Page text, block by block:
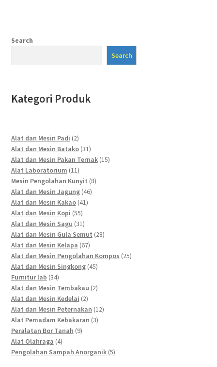
Search
Search
Kategori Produk
Alat dan Mesin Padi 22
products
Alat dan Mesin Batako 3131
products
Alat dan Mesin Pakan Ternak 1515
Alat Laboratorium 1111
products
Mesin Pengolahan Kunyit 88
Alat dan Mesin Jagung 4646
Alat dan Mesin Kakao 4141
Alat dan Mesin Kopi 5555
products
Alat dan Mesin Sagu 3131
products
Alat dan Mesin Gula Semut 2828
Alat dan Mesin Kelapa 6767
products
Alat dan Mesin Pengolahan Kompos 2525
Alat dan Mesin Singkong 4545
Furnitur lab 3434
products
Alat dan Mesin Tembakau 22
Alat dan Mesin Kedelai 22
products
Alat dan Mesin Peternakan 1212
Alat Pemadam Kebakaran 33
Peralatan Bor Tanah 99
Alat Olahraga 44
products
Pengolahan Sampah Anorganik 55